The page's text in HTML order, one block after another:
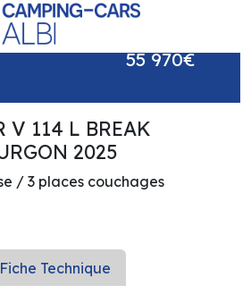
V 114 L BREAK
2025
/ 3 places couchages
55 970€
Fiche Technique